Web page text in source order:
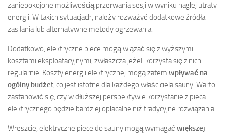
zaniepokojone możliwością przerwania sesji w wyniku nagłej utraty
energii. W takich sytuacjach, należy rozważyć dodatkowe źródła
zasilania lub alternatywne metody ogrzewania.
Dodatkowo, elektryczne piece mogą wiązać się z wyższymi
kosztami eksploatacyjnymi, zwłaszcza jeżeli korzysta się z nich
regularnie. Koszty energii elektrycznej mogą zatem wpływać na
ogólny budżet, co jest istotne dla każdego właściciela sauny. Warto
zastanowić się, czy w dłuższej perspektywie korzystanie z pieca
elektrycznego będzie bardziej opłacalne niż tradycyjne rozwiązania.
Wreszcie, elektryczne piece do sauny mogą wymagać większej